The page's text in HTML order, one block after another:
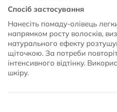
Спосіб застосування
Нанесіть помаду-олівець
напрямком росту волосків,
натурального ефекту
щіточкою. За потреби
інтенсивного відтінку.
шкіру.